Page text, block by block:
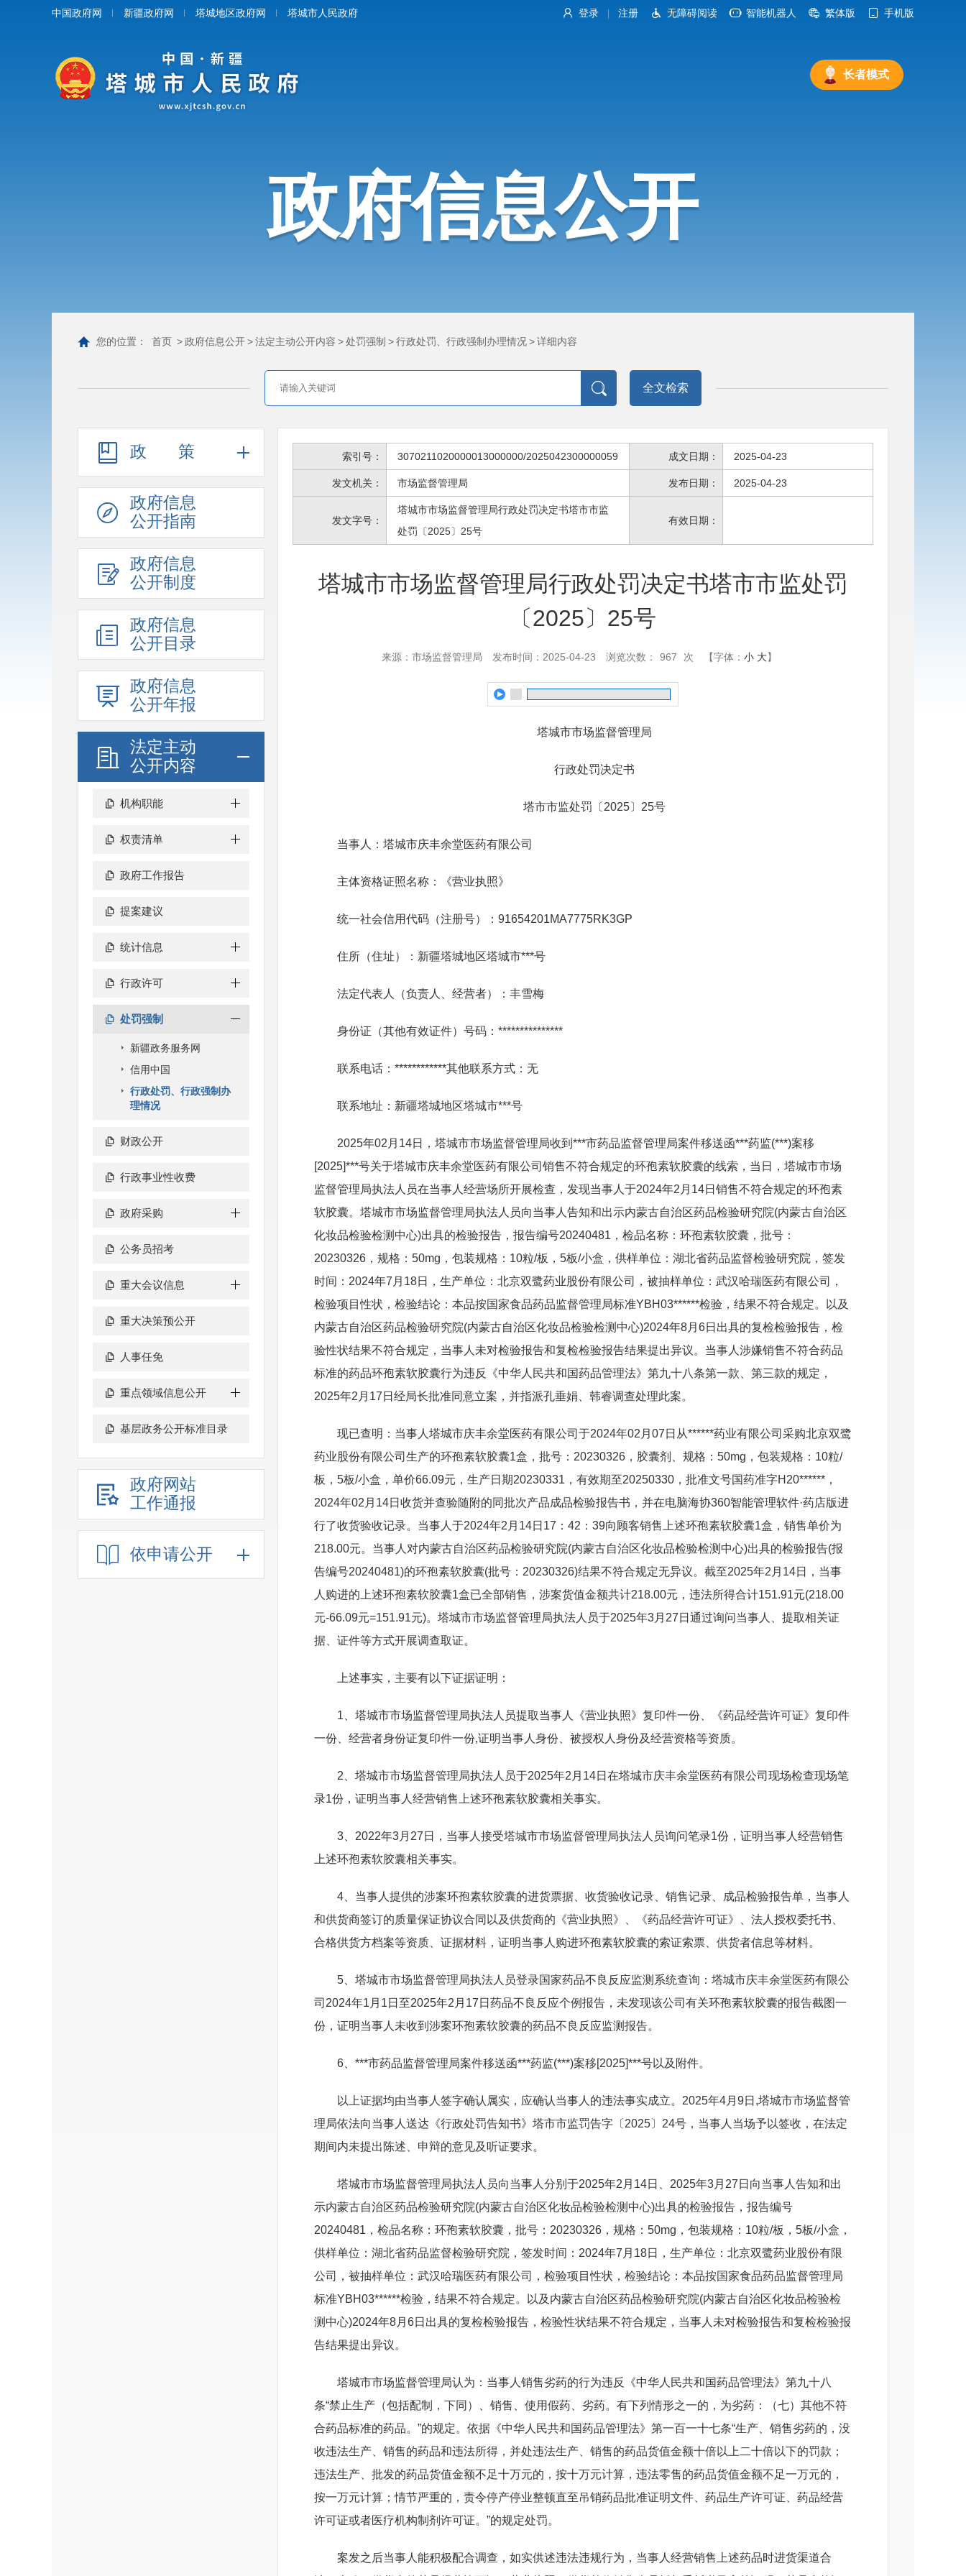
登录 注册 无障碍阅读 智能机器人 繁体版 手机版
中国政府网 新疆政府网 塔城地区政府网 塔城市人民政府
长者模式
政府信息公开
您的位置： 首页 >政府信息公开>法定主动公开内容 >处罚强制 >行政处罚、行政强制办理情况>详细内容
全文检索
政策
政府信息
公开指南
政府信息
公开制度
政府信息
公开目录
政府信息
公开年报
法定主动
公开内容
机构职能
权责清单
政府工作报告
提案建议
统计信息
行政许可
处罚强制
新疆政务服务网
信用中国
行政处罚、行政强制办
理情况
财政公开
行政事业性收费
政府采购
公务员招考
重大会议信息
重大决策预公开
人事任免
重点领域信息公开
基层政务公开标准目录
政府网站
工作通报
依申请公开
索引号： 3070211020000013000000/2025042300000059 成文日期： 2025-04-23
发文机关： 市场监督管理局 发布日期： 2025-04-23
发文字号：
塔城市市场监督管理局行政处罚决定书塔市市监
处罚〔2025〕25号
有效日期：
塔城市市场监督管理局行政处罚决定书塔市市监处罚
〔2025〕25号
来源：市场监督管理局 发布时间：2025-04-23 浏览次数： 967 次 【字体： 小 大】
塔城市市场监督管理局
行政处罚决定书
塔市市监处罚〔 2025〕25号
当事人：塔城市庆丰余堂医药有限公司
主体资格证照名称： 《营业执照》
统一社会信用代码（注册号）： 91654201MA7775RK3GP
住所（住址）：新疆塔城地区塔城市***号
法定代表人（负责人、经营者）：丰雪梅
身份证（其他有效证件）号码：***************
联系电话：************其他联系方式：无
联系地址：新疆塔城地区塔城市***号
2025年02月14日，塔城市市场监督管理局收到***市药品监督管理局案件移送函***药监(***)案移
[2025]***号关于塔城市庆丰余堂医药有限公司销售不符合规定的环孢素软胶囊的线索，当日，塔城市市场
监督管理局执法人员在当事人经营场所开展检查，发现当事人于2024年2月14日销售不符合规定的环孢素
软胶囊。塔城市市场监督管理局执法人员向当事人告知和出示内蒙古自治区药品检验研究院(内蒙古自治区
化妆品检验检测中心)出具的检验报告，报告编号20240481，检品名称：环孢素软胶囊，批号：
20230326，规格：50mg，包装规格：10粒/板，5板/小盒，供样单位：湖北省药品监督检验研究院，签发
时间：2024年7月18日，生产单位：北京双鹭药业股份有限公司，被抽样单位：武汉哈瑞医药有限公司，
检验项目性状，检验结论：本品按国家食品药品监督管理局标准YBH03******检验，结果不符合规定。以及
内蒙古自治区药品检验研究院(内蒙古自治区化妆品检验检测中心)2024年8月6日出具的复检检验报告，检
验性状结果不符合规定，当事人未对检验报告和复检检验报告结果提出异议。当事人涉嫌销售不符合药品
标准的药品环孢素软胶囊行为违反《中华人民共和国药品管理法》第九十八条第一款、第三款的规定，
2025年2月17日经局长批准同意立案，并指派孔垂娟、韩睿调查处理此案。
现已查明：当事人塔城市庆丰余堂医药有限公司于2024年02月07日从******药业有限公司采购北京双鹭
药业股份有限公司生产的环孢素软胶囊1盒，批号：20230326，胶囊剂、规格： 50mg，包装规格：10粒/
板，5板/小盒，单价66.09元，生产日期20230331，有效期至20250330，批准文号国药准字H20******，
2024年02月14日收货并查验随附的同批次产品成品检验报告书，并在电脑海协360智能管理软件·药店版进
行了收货验收记录。当事人于2024年2月14日17：42：39向顾客销售上述环孢素软胶囊1盒，销售单价为
218.00元。当事人对内蒙古自治区药品检验研究院(内蒙古自治区化妆品检验检测中心)出具的检验报告(报
告编号20240481)的环孢素软胶囊(批号：20230326)结果不符合规定无异议。截至2025年2月14日，当事
人购进的上述环孢素软胶囊1盒已全部销售，涉案货值金额共计218.00元，违法所得合计151.91元(218.00
元-66.09元=151.91元)。塔城市市场监督管理局执法人员于2025年3月27日通过询问当事人、提取相关证
据、证件等方式开展调查取证。
上述事实，主要有以下证据证明：
1、 塔城市市场监督管理局执法人员提取当事人《营业执照》复印件一份、《药品经营许可证》复印件
一份、经营者身份证复印件一份,证明当事人身份、被授权人身份及经营资格等资质。
2、 塔城市市场监督管理局执法人员于2025年2月14日在塔城市庆丰余堂医药有限公司现场检查现场笔
录1份，证明当事人经营销售上述环孢素软胶囊相关事实。
3、2022年3月27日，当事人接受塔城市市场监督管理局执法人员询问笔录1份，证明当事人经营销售
上述环孢素软胶囊相关事实。
4、当事人提供的涉案环孢素软胶囊的进货票据、收货验收记录、销售记录、成品检验报告单，当事人
和供货商签订的质量保证协议合同以及供货商的《营业执照》、《药品经营许可证》、法人授权委托书、
合格供货方档案等资质、证据材料，证明当事人购进环孢素软胶囊的索证索票、供货者信息等材料。
5、塔城市市场监督管理局执法人员登录国家药品不良反应监测系统查询 ： 塔城市庆丰余堂医药有限公
司2024年1月1日至2025年2月17日药品不良反应个例报告，未发现该公司有关环孢素软胶囊的报告截图一
份，证明当事人未收到涉案环孢素软胶囊的药品不良反应监测报告。
6、 ***市药品监督管理局案件移送函***药监(***)案移[2025]***号以及附件。
以上证据均由当事人签字确认属实，应确认当事人的违法事实成立。2025年4月9日,塔城市市场监督管
理局依法向当事人送达《行政处罚告知书》塔市市监罚告字〔2025〕24号，当事人当场予以签收，在法定
期间内未提出陈述、申辩的意见及听证要求。
塔城市市场监督管理局执法人员向当事人分别于2025年2月14日、2025年3月27日向当事人告知和出
示内蒙古自治区药品检验研究院(内蒙古自治区化妆品检验检测中心)出具的检验报告，报告编号
20240481，检品名称：环孢素软胶囊，批号：20230326，规格：50mg，包装规格：10粒/板，5板/小盒，
供样单位：湖北省药品监督检验研究院，签发时间：2024年7月18日，生产单位：北京双鹭药业股份有限
公司，被抽样单位：武汉哈瑞医药有限公司，检验项目性状，检验结论：本品按国家食品药品监督管理局
标准YBH03******检验，结果不符合规定。以及内蒙古自治区药品检验研究院(内蒙古自治区化妆品检验检
测中心)2024年8月6日出具的复检检验报告，检验性状结果不符合规定，当事人未对检验报告和复检检验报
告结果提出异议。
塔城市市场监督管理局认为：当事人销售劣药的行为违反《中华人民共和国药品管理法》第九十八
条“禁止生产（包括配制，下同）、销售、使用假药、劣药。有下列情形之一的，为劣药：（七）其他不符
合药品标准的药品。”的规定。依据《中华人民共和国药品管理法》第一百一十七条“生产、销售劣药的，没
收违法生产、销售的药品和违法所得，并处违法生产、销售的药品货值金额十倍以上二十倍以下的罚款；
违法生产、批发的药品货值金额不足十万元的，按十万元计算，违法零售的药品货值金额不足一万元的，
按一万元计算；情节严重的，责令停产停业整顿直至吊销药品批准证明文件、药品生产许可证、药品经营
许可证或者医疗机构制剂许可证。”的规定处罚。
案发之后当事人能积极配合调查，如实供述违法违规行为，当事人经营销售上述药品时进货渠道合